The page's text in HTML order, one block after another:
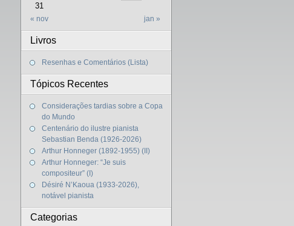
« nov jan »
31
Livros
Resenhas e Comentários (Lista)
Tópicos Recentes
Considerações tardias sobre a Copa
do Mundo
Centenário do ilustre pianista
Sebastian Benda (1926-2026)
Arthur Honneger (1892-1955) (II)
Arthur Honneger: “Je suis
compositeur” (I)
Désiré N’Kaoua (1933-2026),
notável pianista
Categorias